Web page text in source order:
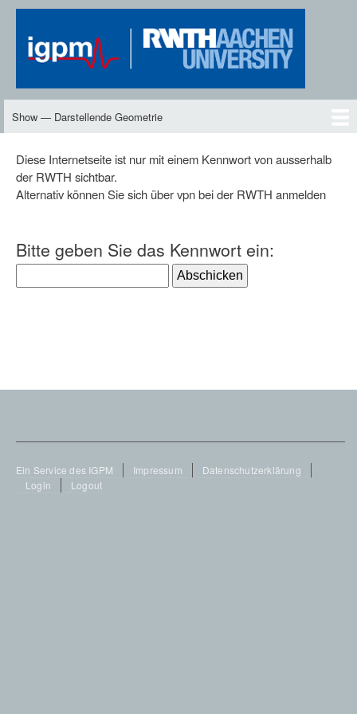
Skip
to
main
content
Darstellende
Show — Darstellende Geometrie
DG2
Neues
Inhalte
Skript
Vorlesungen
Übungen
DG-TV
DG2-TV
Downloads
Personen
Diese Internetseite ist nur mit einem Kennwort von ausserhalb
der RWTH sichtbar.
Alternativ können Sie sich über vpn bei der RWTH anmelden
Bitte geben Sie das Kennwort ein:
Footer
Ein Service des IGPM Impressum
Datenschutzerklärung
Login
Logout